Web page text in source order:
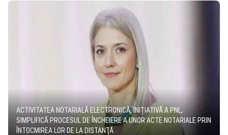
ACTIVITATEA NOTARIALĂ ELECTRONICĂ, INIȚIATIVĂ A PNL,
SIMPLIFICĂ PROCESUL DE ÎNCHEIERE A UNOR ACTE NOTARIALE PRIN
ÎNTOCMIREA LOR DE LA DISTANŢĂ